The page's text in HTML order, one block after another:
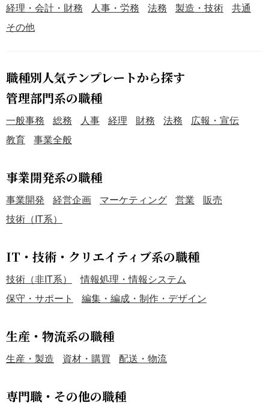
経理・会計・財務
人事・労務 法務 製造・技術
共通
その他
職種別人気テンプレートから探す
管理部門系の職種
一般事務 総務 人事 経理 財務 法務
広報・宣伝
教育
事業全般
事業開発系の職種
事業開発 経営企画 マーケティング 営業
販売
技術（IT系）
IT・技術・クリエイティブ系の職種
技術（非IT系）
情報処理・情報システム
保守・サポート
編集・編成・制作・デザイン
生産・物流系の職種
生産・製造 資材・購買 配送・物流
専門職・その他の職種